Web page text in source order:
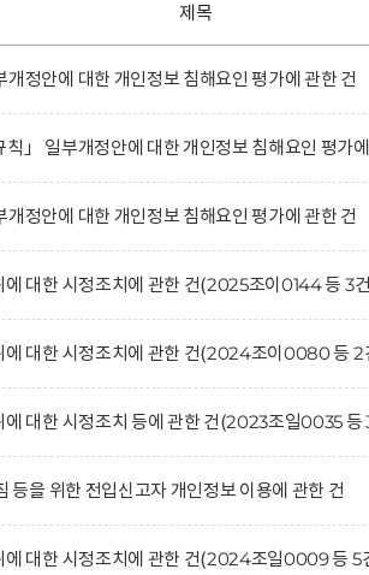
제목
개정안에 대한 개인정보 침해요인 평가에 관한 건
칙」 일부개정안에 대한 개인정보 침해요인 평가
개정안에 대한 개인정보 침해요인 평가에 관한 건
에 대한 시정조치에 관한 건(2025조이0144 등 3
에 대한 시정조치에 관한 건(2024조이0080 등 2
에 대한 시정조치 등에 관한 건(2023조일0035 등
등을 위한 전입신고자 개인정보 이용에 관한 건
에 대한 시정조치에 관한 건(2024조일0009 등 5